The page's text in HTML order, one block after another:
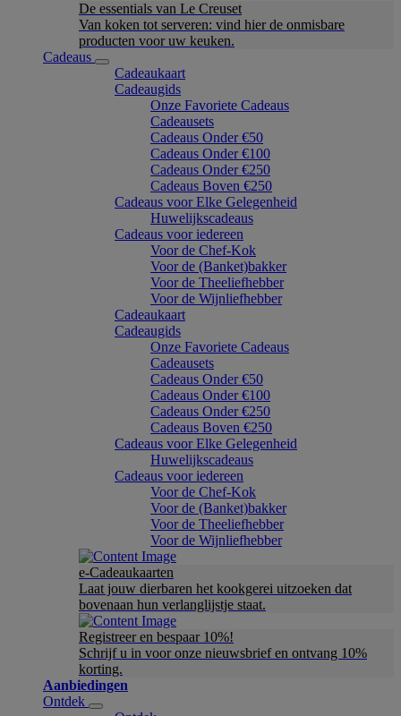
De essentials van Le Creuset
Van koken tot serveren: vind hier de onmisbare
producten voor uw keuken.
Cadeaus
Cadeaukaart
Cadeaugids
Onze Favoriete Cadeaus
Cadeausets
Cadeaus Onder €50
Cadeaus Onder €100
Cadeaus Onder €250
Cadeaus Boven €250
Cadeaus voor Elke Gelegenheid
Huwelijkscadeaus
Cadeaus voor iedereen
Voor de Chef-Kok
Voor de (Banket)bakker
Voor de Theeliefhebber
Voor de Wijnliefhebber
Cadeaukaart
Cadeaugids
Onze Favoriete Cadeaus
Cadeausets
Cadeaus Onder €50
Cadeaus Onder €100
Cadeaus Onder €250
Cadeaus Boven €250
Cadeaus voor Elke Gelegenheid
Huwelijkscadeaus
Cadeaus voor iedereen
Voor de Chef-Kok
Voor de (Banket)bakker
Voor de Theeliefhebber
Voor de Wijnliefhebber
e-Cadeaukaarten
Laat jouw dierbaren het kookgerei uitzoeken dat
bovenaan hun verlanglijstje staat.
Registreer en bespaar 10%!
Schrijf u in voor onze nieuwsbrief en ontvang 10%
korting.
Aanbiedingen
Ontdek